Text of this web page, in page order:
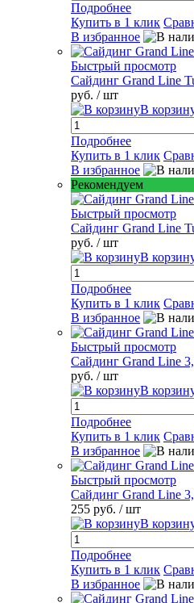
Подробнее
Купить в 1 клик
В избранное
Быстрый просмотр
Сайдинг Grand Line
руб. / шт
В
Подробнее
Купить в 1 клик
В избранное
Рекомендуем
Быстрый просмотр
Сайдинг Grand Line
руб. / шт
В
Подробнее
Купить в 1 клик
В избранное
Быстрый просмотр
Сайдинг Grand Line
руб. / шт
В
Подробнее
Купить в 1 клик
В избранное
Быстрый просмотр
Сайдинг Grand Line
255 руб. / шт
В
Подробнее
Купить в 1 клик
В избранное